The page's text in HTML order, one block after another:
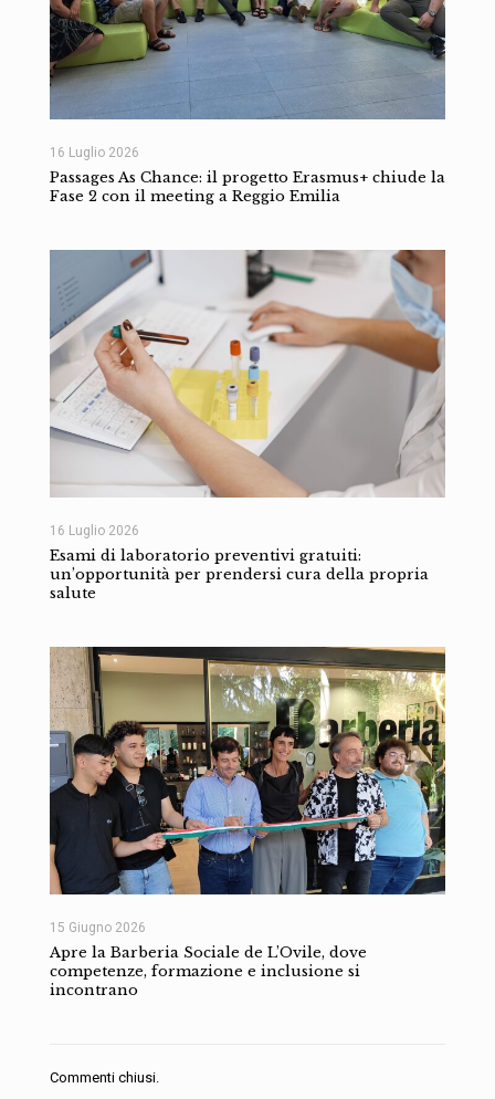
16 Luglio 2026
Passages As Chance: il progetto Erasmus+ chiude la
Fase 2 con il meeting a Reggio Emilia
16 Luglio 2026
Esami di laboratorio preventivi gratuiti:
un’opportunità per prendersi cura della propria
salute
15 Giugno 2026
Apre la Barberia Sociale de L’Ovile, dove
competenze, formazione e inclusione si
incontrano
Commenti chiusi.